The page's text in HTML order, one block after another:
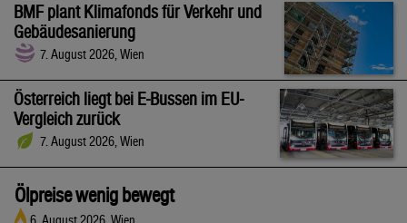
BMF plant Klimafonds für Verkehr und
Gebäudesanierung
7. August 2026, Wien
Österreich liegt bei E-Bussen im EU-
Vergleich zurück
7. August 2026, Wien
Ölpreise wenig bewegt